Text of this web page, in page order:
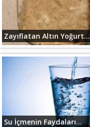
Zayıflatan Altın Yoğurt...
Su İçmenin Faydaları...